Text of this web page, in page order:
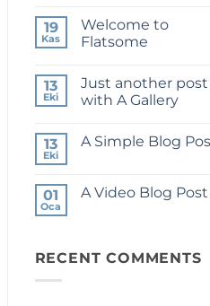
world!
19
Kas
Welcome to
Flatsome
Welcome
to
Flatsome
13
Eki
Just another post
with A Gallery
Just
A
Gallery
13
Eki
A Simple Blog
Simple
01
Oca
A Video Blog Post
Blog
RECENT COMMENTS